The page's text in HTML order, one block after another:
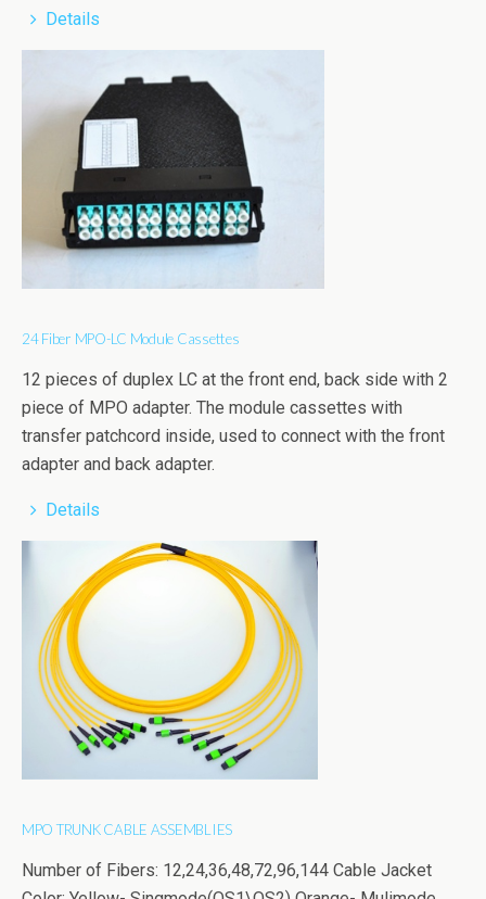
Details
24 Fiber MPO-LC Module Cassettes
12 pieces of duplex LC at the front end, back side with 2
piece of MPO adapter. The module cassettes with
transfer patchcord inside, used to connect with the front
adapter and back adapter.
Details
MPO TRUNK CABLE ASSEMBLIES
Number of Fibers: 12,24,36,48,72,96,144 Cable Jacket